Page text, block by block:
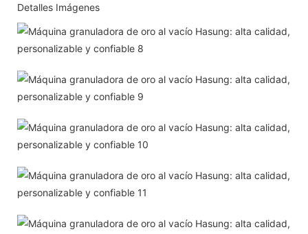
Detalles Imágenes